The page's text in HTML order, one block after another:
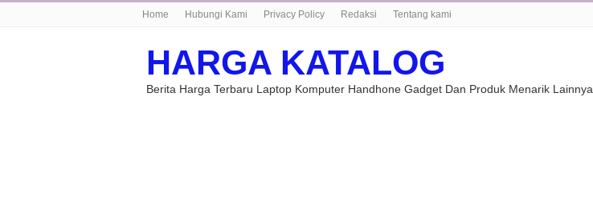
Home Hubungi Kami Privacy Policy Redaksi Tentang kami
HARGA KATALOG
Berita Harga Terbaru Laptop Komputer Handhone Gadget Dan Produk Menarik Lainnya